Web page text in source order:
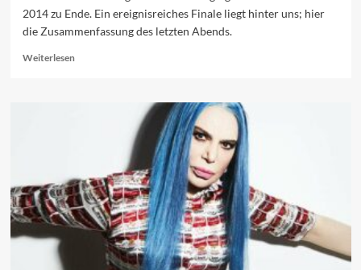
2014 zu Ende. Ein ereignisreiches Finale liegt hinter uns; hier
die Zusammenfassung des letzten Abends.
WeiterlesenRead